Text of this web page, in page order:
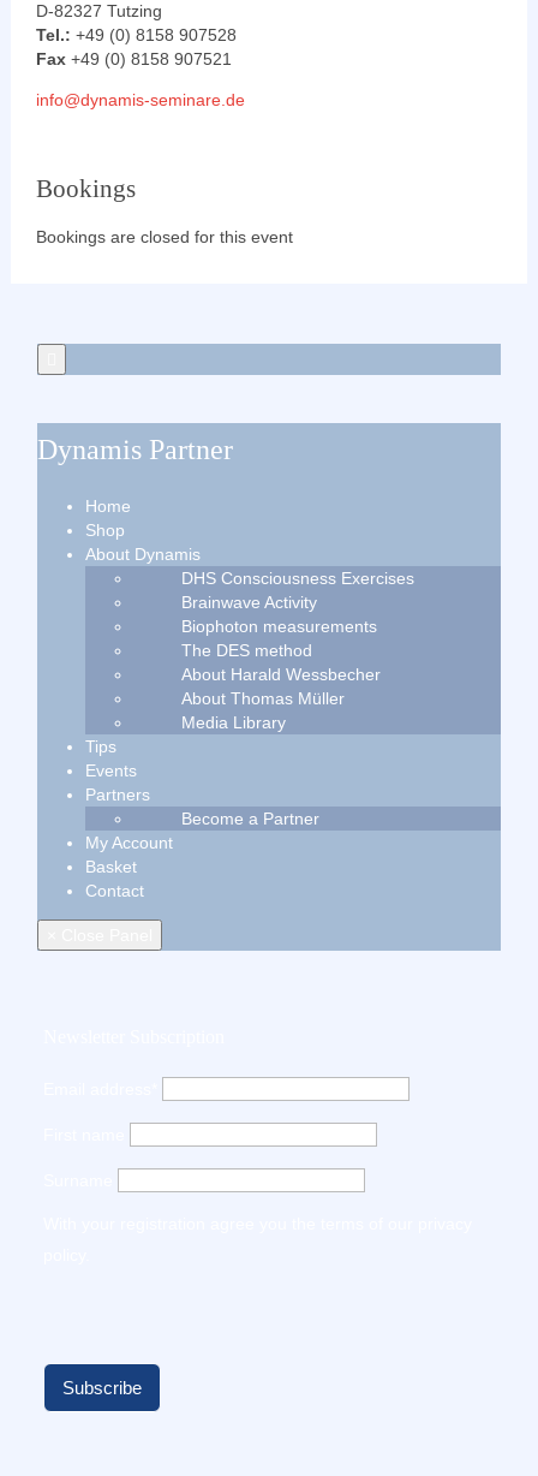
D-82327 Tutzing
Tel.: +49 (0) 8158 907528
Fax +49 (0) 8158 907521
info@dynamis-seminare.de
Bookings
Bookings are closed for this event
Dynamis Partner
Home
Shop
About Dynamis
DHS Consciousness Exercises
Brainwave Activity
Biophoton measurements
The DES method
About Harald Wessbecher
About Thomas Müller
Media Library
Tips
Events
Partners
Become a Partner
My Account
Basket
Contact